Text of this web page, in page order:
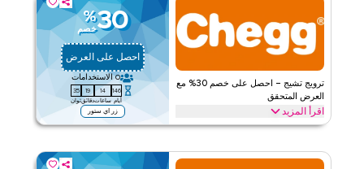
تشيج الأحكام والشروط
ينطبق على
ويب/تطبيق
على مستوى الموقع
اقرأ أقل
ترويج تشيج – احصل على خصم 30% مع
العرض المتحقق
اقرأ المزيد
30
%
خصم
احصل على العرض
0 الاستخدامات
146
أيام
14
ساعات
19
دقائق
34
ثوان
زر اي ستور
احصل على خصم 30% مع هذا الترويج المتحقق من تشيج. استرد اليوم
الحالية المتاحة الآن.